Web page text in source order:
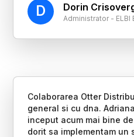
D Dorin
Administrator - ELBI
Colaborarea Otter
general si cu dna.
inceput acum mai bine
dorit sa implementam un